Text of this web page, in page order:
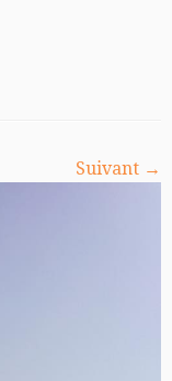
Suivant →